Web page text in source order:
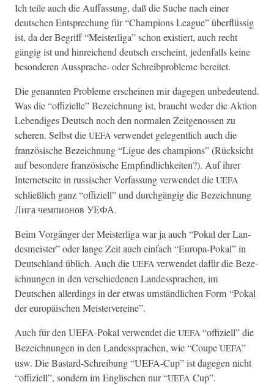
Ich teile auch die Auf­fas­sung, daß die Suche nach ein­er
deutschen Entsprechung für “Cham­pi­ons League” über­flüs­sig
ist, da der Begriff “Meis­terli­ga” schon existiert, auch recht
gängig ist und hin­re­ichend deutsch erscheint, jeden­falls keine
beson­deren Aussprache- oder Schreibprob­leme bereitet.
Die genan­nten Prob­leme erscheinen mir dage­gen unbe­deu­tend.
Was die “offizielle” Beze­ich­nung ist, braucht wed­er die Aktion
Lebendi­ges Deutsch noch den nor­malen Zeitgenossen zu
scheren. Selb­st die UEFA ver­wen­det gele­gentlich auch die
franzö­sis­che Beze­ich­nung “Ligue des cham­pi­ons” (Rück­sicht
auf beson­dere franzö­sis­che Empfind­lichkeit­en?). Auf ihrer
Inter­net­seite in rus­sis­ch­er Ver­fas­sung ver­wen­det die UEFA
schließlich ganz “offiziell” und durchgängig die Beze­ich­nung
Лига чемпионов УЕФА.
Beim Vorgänger der Meis­terli­ga war ja auch “Pokal der Lan­
desmeis­ter” oder lange Zeit auch ein­fach “Europa-Pokal” in
Deutsch­land üblich. Auch die UEFA ver­wen­det dafür die Beze­
ich­nun­gen in den ver­schiede­nen Lan­dessprachen, im
Deutschen allerd­ings in der etwas umständlichen Form “Pokal
der europäis­chen Meistervereine”.
Auch für den UEFA-Pokal ver­wen­det die UEFA “offiziell” die
Beze­ich­nun­gen in den Lan­dessprachen, wie “Coupe UEFA”
usw. Die Bas­tard-Schrei­bung “UEFA-Cup” ist dage­gen nicht
“offiziell”, son­dern im Englis­chen nur “UEFA Cup”.